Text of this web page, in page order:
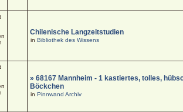
Chilenische Langzeitstudien
inBibliothek des Wissens
» 68167 Mannheim - 1 kastiertes, tolles,
Böckchen
inPinnwand Archiv